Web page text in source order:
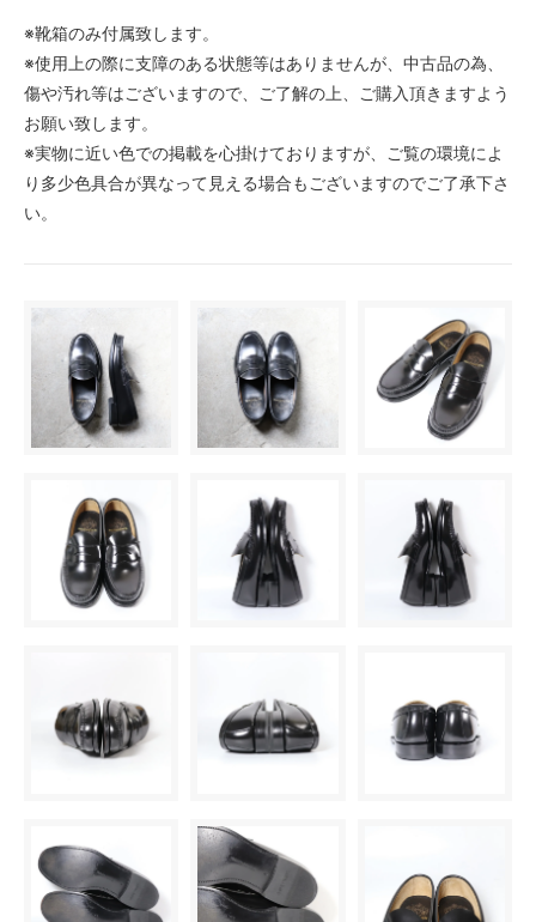
※靴箱のみ付属致します。
※使用上の際に支障のある状態等はありませんが、中古品の為、
傷や汚れ等はございますので、ご了解の上、ご購入頂きますよう
お願い致します。
※実物に近い色での掲載を心掛けておりますが、ご覧の環境によ
り多少色具合が異なって見える場合もございますのでご了承下さ
い。